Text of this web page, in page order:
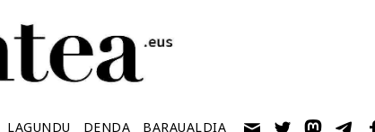
LAGUNDU DENDA BARAUALDIA